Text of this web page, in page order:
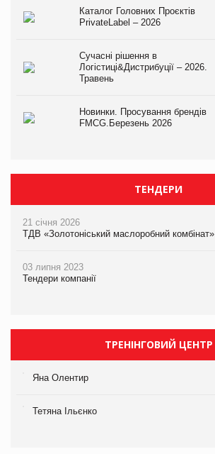
Каталог Головних Проєктів
PrivateLabel – 2026
Сучасні рішення в
Логістиці&Дистрибуції – 2026.
Травень
Новинки. Просування брендів
FMCG.Березень 2026
ТЕНДЕРИ
21 січня 2026
ТДВ «Золотоніський маслоробний комбінат»
03 липня 2023
Тендери компанії
ТРЕНІНГОВИЙ ЦЕНТР
Яна Олентир
Тетяна Ільєнко